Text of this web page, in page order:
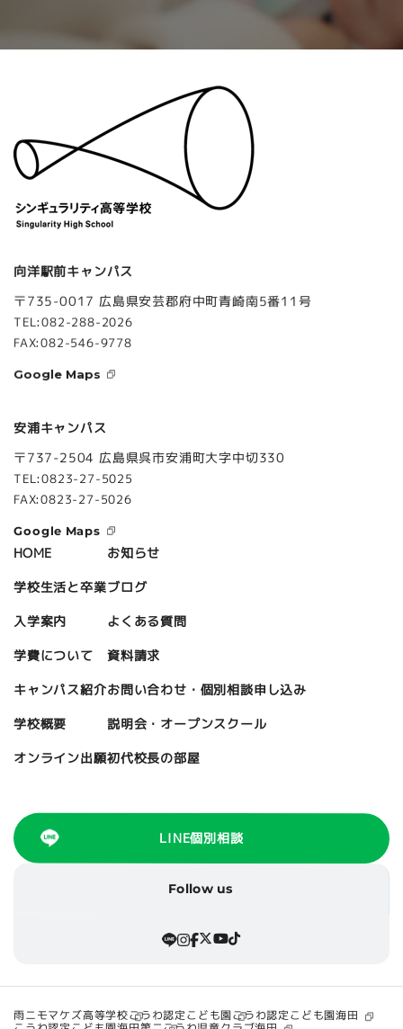
向洋駅前キャンパス
〒735-0017 広島県安芸郡府中町青崎南5番11号
TEL:082-288-2026
FAX:082-546-9778
Google Maps
安浦キャンパス
〒737-2504 広島県呉市安浦町大字中切330
TEL:0823-27-5025
FAX:0823-27-5026
Google Maps
HOME
学校生活と卒業
入学案内
学費について
キャンパス紹介
学校概要
オンライン出願
お知らせ
ブログ
よくある質問
資料請求
お問い合わせ・個別相談申し込み
説明会・オープンスクール
初代校長の部屋
LINE個別相談
Follow us
雨ニモマケズ高等学校こうわ認定こども園こうわ認定こども園海田